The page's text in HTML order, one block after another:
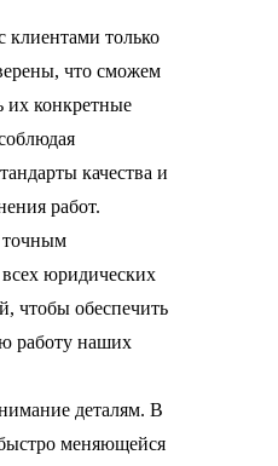
клиентами только
что сможем
их конкретные
качества и
работ.
юридических
чтобы обеспечить
работу наших
деталям. В
меняющейся